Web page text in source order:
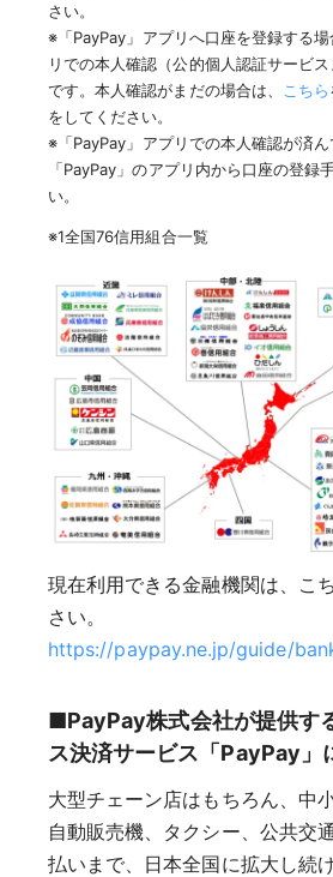
さい。
※「PayPay」アプリへ口座を登録する
リでの本人確認（公的個人認証サービ
です。本人確認がまだの場合は、
こちら
をしてください。
※「PayPay」アプリでの本人確認が済ん
「PayPay」のアプリ内から口座の登録
い。
※1全国76信用組合一覧
現在利用できる金融機関は、こ
さい。
https://paypay.ne.jp/guide/
■PayPay株式会社が提供す
ス決済サービス「PayPay」
大型チェーン店はもちろん、中
自動販売機、タクシー、公共交
払いまで、日本全国に拡大し続